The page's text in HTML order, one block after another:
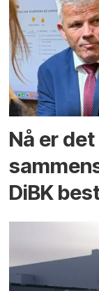
Nå er
DiBK